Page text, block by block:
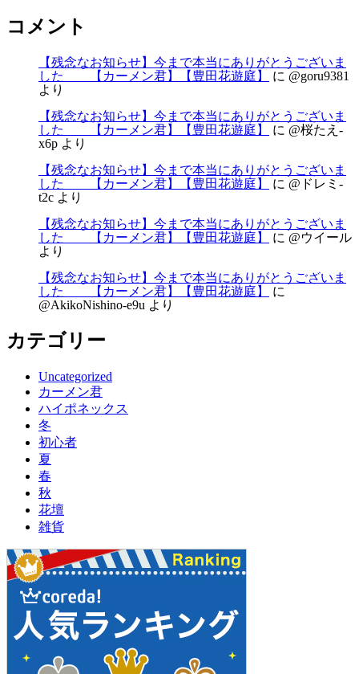
コメント
【残念なお知らせ】今まで本当にありがとうございま
した 【カーメン君】【豊田花遊庭】
に @goru9381
より
【残念なお知らせ】今まで本当にありがとうございま
した 【カーメン君】【豊田花遊庭】
に @桜たえ-
x6p より
【残念なお知らせ】今まで本当にありがとうございま
した 【カーメン君】【豊田花遊庭】
に @ドレミ-
t2c より
【残念なお知らせ】今まで本当にありがとうございま
した 【カーメン君】【豊田花遊庭】
に @ウイール
より
【残念なお知らせ】今まで本当にありがとうございま
した 【カーメン君】【豊田花遊庭】
に
@AkikoNishino-e9u より
カテゴリー
Uncategorized
カーメン君
ハイポネックス
冬
初心者
夏
春
秋
花壇
雑貨